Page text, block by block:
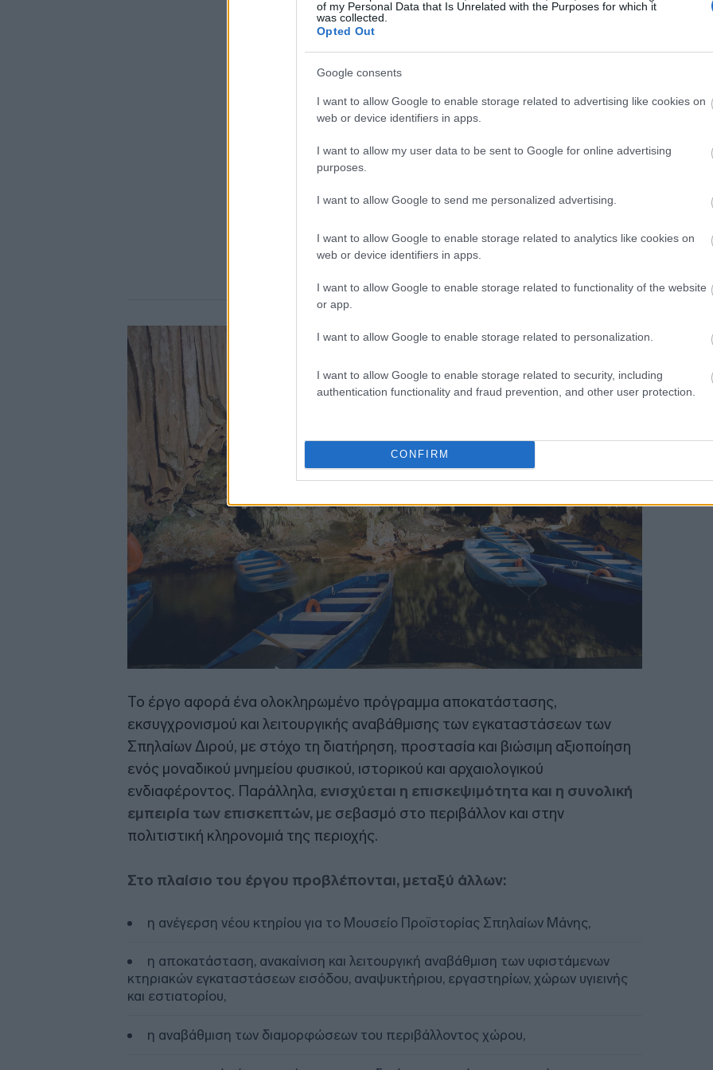
of my Personal Data that Is Unrelated with the Purposes for which it
was collected.
Opted Out
Google consents
I want to allow Google to enable storage related to advertising like cookies on
web or device identifiers in apps.
I want to allow my user data to be sent to Google for online advertising
purposes.
I want to allow Google to send me personalized advertising.
I want to allow Google to enable storage related to analytics like cookies on
web or device identifiers in apps.
I want to allow Google to enable storage related to functionality of the website
or app.
I want to allow Google to enable storage related to personalization.
I want to allow Google to enable storage related to security, including
authentication functionality and fraud prevention, and other user protection.
CONFIRM
Το έργο αφορά ένα ολοκληρωμένο πρόγραμμα αποκατάστασης,
εκσυγχρονισμού και λειτουργικής αναβάθμισης των εγκαταστάσεων των
Σπηλαίων Διρού, με στόχο τη διατήρηση, προστασία και βιώσιμη αξιοποίηση
ενός μοναδικού μνημείου φυσικού, ιστορικού και αρχαιολογικού
ενδιαφέροντος. Παράλληλα, ενισχύεται η επισκεψιμότητα και η συνολική
εμπειρία των επισκεπτών, με σεβασμό στο περιβάλλον και στην
πολιτιστική κληρονομιά της περιοχής.
Στο πλαίσιο του έργου προβλέπονται, μεταξύ άλλων:
η ανέγερση νέου κτηρίου για το Μουσείο Προϊστορίας Σπηλαίων Μάνης,
η αποκατάσταση, ανακαίνιση και λειτουργική αναβάθμιση των υφιστάμενων
κτηριακών εγκαταστάσεων εισόδου, αναψυκτήριου, εργαστηρίων, χώρων υγιεινής
και εστιατορίου,
η αναβάθμιση των διαμορφώσεων του περιβάλλοντος χώρου,
08:08